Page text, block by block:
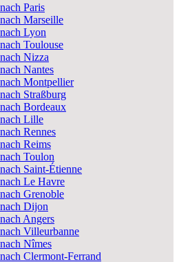
Paris
Marseille
Lyon
Toulouse
Nizza
Nantes
Montpellier
Straßburg
Bordeaux
Lille
Rennes
Reims
Toulon
Saint-Étienne
Le Havre
Grenoble
Dijon
Angers
Villeurbanne
Nîmes
Clermont-Ferrand